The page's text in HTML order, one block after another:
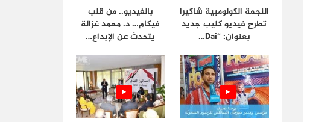
النجمة الكولومبية شاكيرا
تطرح فيديو كليب جديد
بعنوان: “Dai…
بالفيديو.. من قلب
فيكام… د. محمد غزالة
يتحدث عن الإبداع…